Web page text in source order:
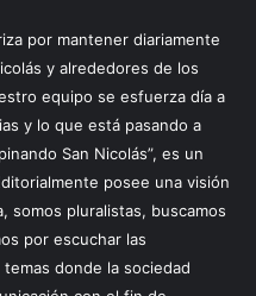
por mantener diariamente
y alrededores de los
equipo se esfuerza día a
y lo que está pasando a
San Nicolás”, es un
posee una visión
somos pluralistas, buscamos
por escuchar las
donde la sociedad